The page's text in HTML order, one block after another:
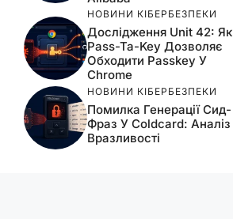
НОВИНИ КІБЕРБЕЗПЕКИ
Дослідження Unit 42: Як
Pass-Ta-Key Дозволяє
Обходити Passkey У
Chrome
НОВИНИ КІБЕРБЕЗПЕКИ
Помилка Генерації Сид-
Фраз У Coldcard: Аналіз
Вразливості